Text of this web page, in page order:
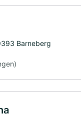
Barneberg